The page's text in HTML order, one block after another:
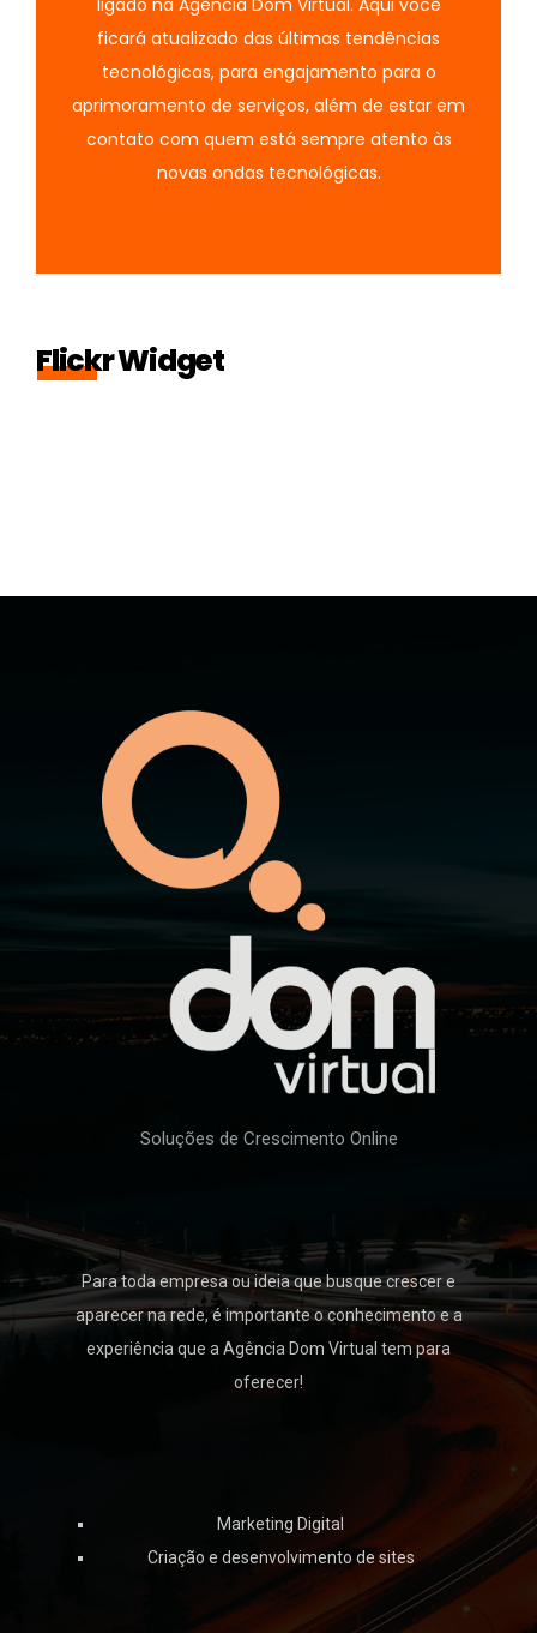
ligado na Agência Dom Virtual. Aqui você
ficará atualizado das últimas tendências
tecnológicas, para engajamento para o
aprimoramento de serviços, além de estar em
contato com quem está sempre atento às
novas ondas tecnológicas.
Flickr Widget
Soluções de Crescimento Online
Para toda empresa ou ideia que busque crescer e
aparecer na rede, é importante o conhecimento e a
experiência que a Agência Dom Virtual tem para
oferecer!
Marketing Digital
Criação e desenvolvimento de sites